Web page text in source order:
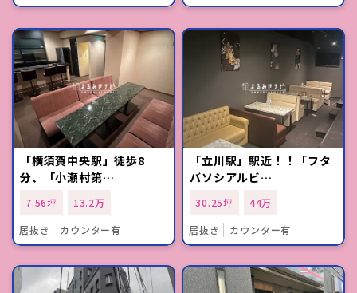
「横須賀中央駅」徒歩8
分、「小瀬村第…
7.56坪
13.2万
居抜き
カウンター有
「立川駅」駅近！！「フタ
バソシアルビ…
30.25坪
44万
居抜き
カウンター有